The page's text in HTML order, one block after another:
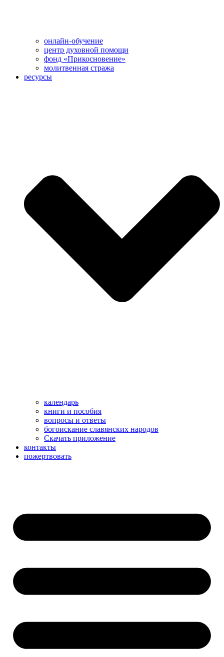
онлайн-обучение
центр духовной помощи
фонд «Прикосновение»
молитвенная стража
ресурсы
календарь
книги и пособия
вопросы и ответы
богоискание славянских народов
Скачать приложение
контакты
пожертвовать